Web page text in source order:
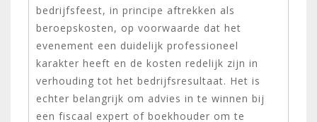
bedrijfsfeest, in principe aftrekken als
beroepskosten, op voorwaarde dat het
evenement een duidelijk professioneel
karakter heeft en de kosten redelijk zijn in
verhouding tot het bedrijfsresultaat. Het is
echter belangrijk om advies in te winnen bij
een fiscaal expert of boekhouder om te